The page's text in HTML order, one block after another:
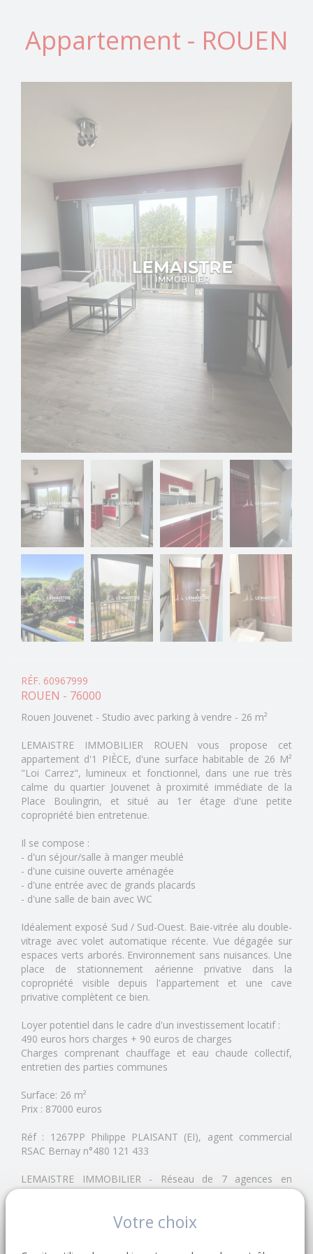
Appartement - ROUEN
RÉF. 60967999
ROUEN - 76000
Rouen Jouvenet - Studio avec parking à vendre - 26 m²
LEMAISTRE IMMOBILIER ROUEN vous propose cet
appartement d'1 PIÈCE, d'une surface habitable de 26 M²
"Loi Carrez", lumineux et fonctionnel, dans une rue très
calme du quartier Jouvenet à proximité immédiate de la
Place Boulingrin, et situé au 1er étage d'une petite
copropriété bien entretenue.
Il se compose :
- d'un séjour/salle à manger meublé
- d'une cuisine ouverte aménagée
- d'une entrée avec de grands placards
- d'une salle de bain avec WC
Idéalement exposé Sud / Sud-Ouest. Baie-vitrée alu double-
vitrage avec volet automatique récente. Vue dégagée sur
espaces verts arborés. Environnement sans nuisances. Une
place de stationnement aérienne privative dans la
copropriété visible depuis l'appartement et une cave
privative complètent ce bien.
Loyer potentiel dans le cadre d'un investissement locatif :
490 euros hors charges + 90 euros de charges
Charges comprenant chauffage et eau chaude collectif,
entretien des parties communes
Surface: 26 m²
Prix : 87000 euros
Réf : 1267PP Philippe PLAISANT (EI), agent commercial
RSAC Bernay n°480 121 433
LEMAISTRE IMMOBILIER - Réseau de 7 agences en
Normandie
vendeurs et acquéreurs dans leurs projets immobiliers.
Estimation gratuite de votre bien.
Votre choix